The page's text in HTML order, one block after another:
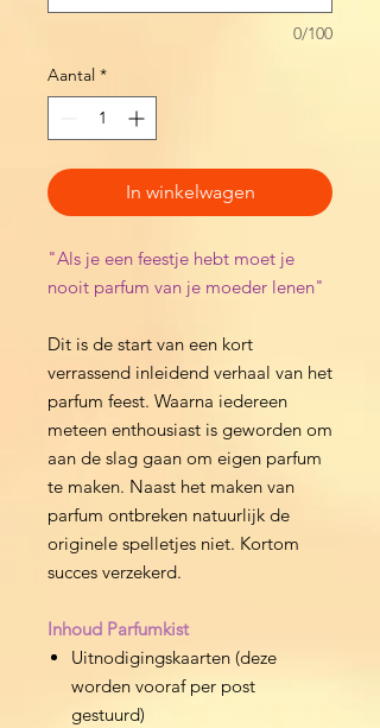
0/100
Aantal *
In winkelwagen
"Als je een feestje hebt moet je
nooit parfum van je moeder lenen"
Dit is de start van een kort
verrassend inleidend verhaal van het
parfum feest. Waarna iedereen
meteen enthousiast is geworden om
aan de slag gaan om eigen parfum
te maken. Naast het maken van
parfum ontbreken natuurlijk de
originele spelletjes niet. Kortom
succes verzekerd.
Inhoud Parfumkist
Uitnodigingskaarten (deze
worden vooraf per post
gestuurd)